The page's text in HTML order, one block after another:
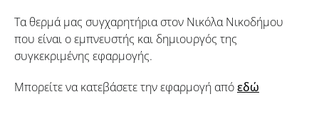
Τα θερμά μας συγχαρητήρια στον Νικόλα Νικοδήμου
που είναι ο εμπνευστής και δημιουργός της
συγκεκριμένης εφαρμογής.
Μπορείτε να κατεβάσετε την εφαρμογή απόεδώ